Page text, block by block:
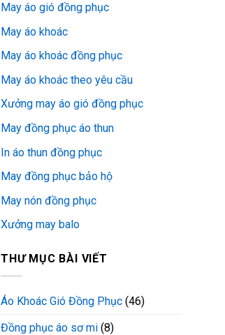
May áo gió đồng phục
May áo khoác
May áo khoác đồng phục
May áo khoác theo yêu cầu
Xưởng may áo gió đồng phục
May đồng phục áo thun
In áo thun đồng phục
May đồng phục bảo hộ
May nón đồng phục
Xưởng may balo
THƯ MỤC BÀI VIẾT
Áo Khoác Gió Đồng Phục (46)
Đồng phục áo sơ mi (8)